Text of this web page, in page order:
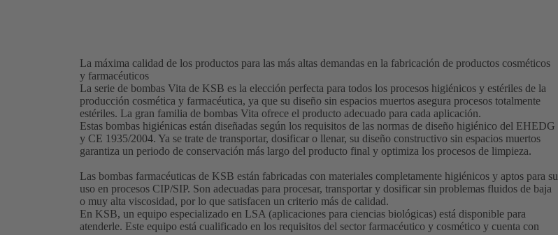
La máxima calidad de los productos para las más altas demandas en la fabricación de productos cosméticos
y farmacéuticos
La serie de bombas Vita de KSB es la elección perfecta para todos los procesos higiénicos y estériles de la
producción cosmética y farmacéutica, ya que su diseño sin espacios muertos asegura procesos totalmente
estériles. La gran familia de bombas Vita ofrece el producto adecuado para cada aplicación.
Estas bombas higiénicas están diseñadas según los requisitos de las normas de diseño higiénico del EHEDG
y CE 1935/2004. Ya se trate de transportar, dosificar o llenar, su diseño constructivo sin espacios muertos
garantiza un periodo de conservación más largo del producto final y optimiza los procesos de limpieza.
Las bombas farmacéuticas de KSB están fabricadas con materiales completamente higiénicos y aptos para su
uso en procesos CIP/SIP. Son adecuadas para procesar, transportar y dosificar sin problemas fluidos de baja
o muy alta viscosidad, por lo que satisfacen un criterio más de calidad.
En KSB, un equipo especializado en LSA (aplicaciones para ciencias biológicas) está disponible para
atenderle. Este equipo está cualificado en los requisitos del sector farmacéutico y cosmético y cuenta con